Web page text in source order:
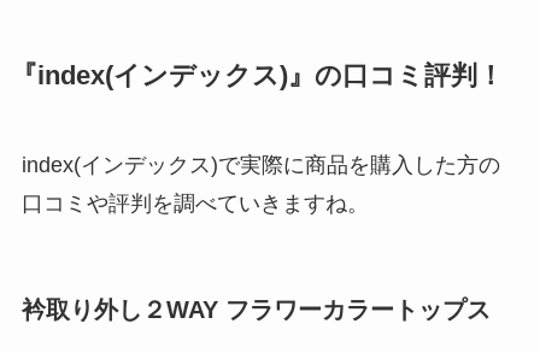
『index(インデックス)』の口コミ評判！
index(インデックス)で実際に商品を購入した方の
口コミや評判を調べていきますね。
衿取り外し２WAY フラワーカラートップス